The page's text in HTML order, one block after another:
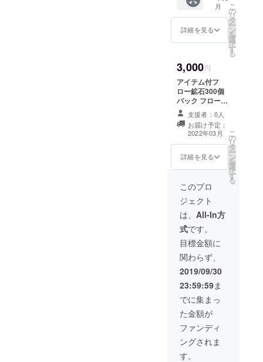
器、限
定装備
が本体
おりま
す
した 限
定コス
チュー
の一
マのパ
トロン
様限定
コス
チュー
ムです
限定イ
ト、限
定武
定装備
が本体
とセッ
トに
なって
おりま
す
分のア
プリ内
通貨で
す。
ゲーム
用でき
るアイ
テムを
購入で
きます
ささや
かです
が、感
謝の気
して100
個のお
付けま
した 限
定コス
チュー
ムは3人
選べる
主人公
の一
人、九
十九の
パトロ
ン様限
定コス
チュー
ムです
限定イ
ラス
ト、限
月
詳細を見る
こ
の
リ
タ
ー
ン
を
選
択
す
る
3,000円
アイテム付フ
ロー鉱石300個
パック フロー鉱
石は1個10円分
のアプリ内通貨
です。ゲーム内
で利用できるア
イテムを購入で
きます 強くて
や、内部ステー
タスを強化でき
るアイテム等、
2000円相当のア
イテムが付いて
います ※パトロ
ン様限定ではな
いので公開後も
購入出来ます
が、金額が全く
気を付けくださ
い
支援者：0人
お届け予定：
2022年03月
詳細を見る
こ
の
リ
タ
ー
ン
を
選
択
す
る
このプロ
ジェクト
は、 All-In方
式です。
目標金額に
関わらず、
2019/09/30
23:59:59ま
でに集まっ
た金額が
ファンディ
ングされま
す。